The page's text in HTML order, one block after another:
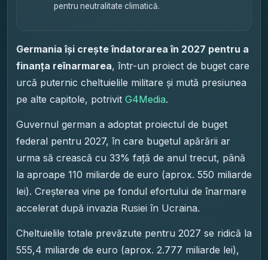
pentru neutralitate climatică.
Germania își crește îndatorarea în 2027 pentru a
finanța reînarmarea, într-un proiect de buget care
urcă puternic cheltuielile militare și mută presiunea
pe alte capitole, potrivit G4Media.
Guvernul german a adoptat proiectul de buget
federal pentru 2027, în care bugetul apărării ar
urma să crească cu 33% față de anul trecut, până
la aproape 110 miliarde de euro (aprox. 550 miliarde
lei). Creșterea vine pe fondul efortului de înarmare
accelerat după invazia Rusiei în Ucraina.
Cheltuielile totale prevăzute pentru 2027 se ridică la
555,4 miliarde de euro (aprox. 2.777 miliarde lei),